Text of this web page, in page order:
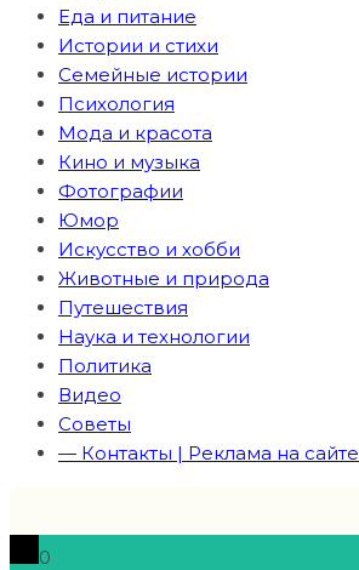
Еда и питание
Истории и стихи
Семейные истории
Психология
Мода и красота
Кино и музыка
Фотографии
Юмор
Искусство и хобби
Животные и природа
Путешествия
Наука и технологии
Политика
Видео
Советы
— Контакты | Реклама на сайте
0